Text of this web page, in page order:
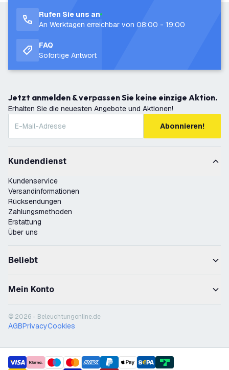
Rufen Sie uns an
An Werktagen erreichbar von 08:00 - 19:00
FAQ
Sofortige Antwort
Jetzt anmelden & verpassen Sie keine einzige Aktion.
Erhalten Sie die neuesten Angebote und Aktionen!
Abonnieren!
Kundendienst
Kundenservice
Versandinformationen
Rücksendungen
Zahlungsmethoden
Erstattung
Über uns
Beliebt
Mein Konto
© 2026 - Beleuchtungonline.de
AGBPrivacyCookies
payment methods